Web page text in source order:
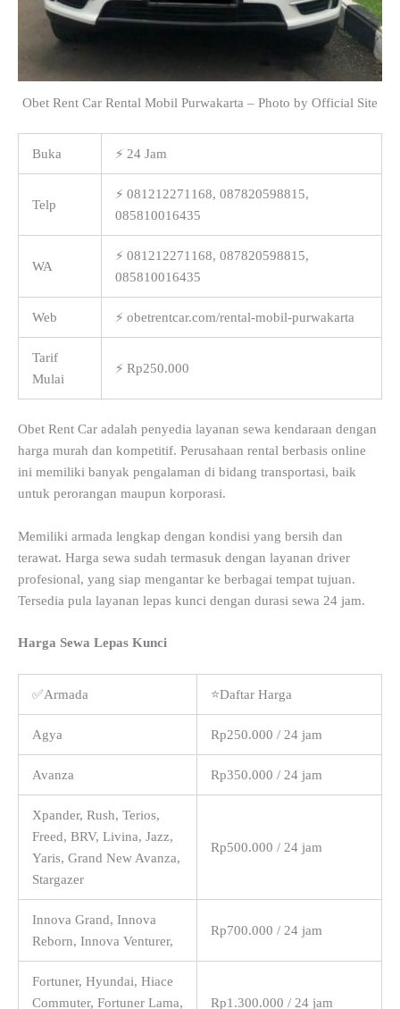
Obet Rent Car Rental Mobil Purwakarta – Photo by Official Site
Buka ⚡ 24 Jam
Telp
⚡ 081212271168, 087820598815,
085810016435
WA
⚡ 081212271168, 087820598815,
085810016435
Web ⚡ obetrentcar.com/rental-mobil-purwakarta
Tarif
Mulai
⚡ Rp250.000
Obet Rent Car adalah penyedia layanan sewa kendaraan dengan
harga murah dan kompetitif. Perusahaan rental berbasis online
ini memiliki banyak pengalaman di bidang transportasi, baik
untuk perorangan maupun korporasi.
Memiliki armada lengkap dengan kondisi yang bersih dan
terawat. Harga sewa sudah termasuk dengan layanan driver
profesional, yang siap mengantar ke berbagai tempat tujuan.
Tersedia pula layanan lepas kunci dengan durasi sewa 24 jam.
Harga Sewa Lepas Kunci
✅Armada ⭐Daftar Harga
Agya Rp250.000 / 24 jam
Avanza Rp350.000 / 24 jam
Xpander, Rush, Terios,
Freed, BRV, Livina, Jazz,
Yaris, Grand New Avanza,
Stargazer
Rp500.000 / 24 jam
Innova Grand, Innova
Reborn, Innova Venturer,
Rp700.000 / 24 jam
Fortuner, Hyundai, Hiace
Commuter, Fortuner Lama,
Rp1.300.000 / 24 jam